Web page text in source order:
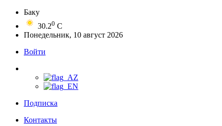
Баку
30.20 C
Понедельник, 10 август 2026
Войти
Подписка
Контакты